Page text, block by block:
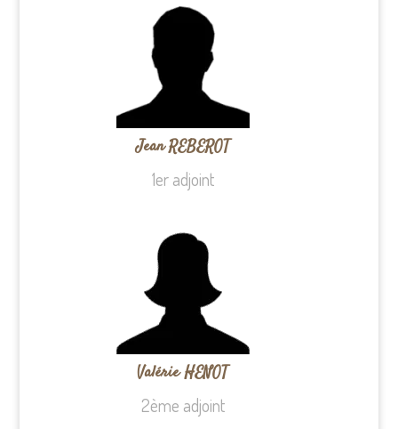
Jean REBEROT
1er adjoint
Valérie HENOT
2ème adjoint